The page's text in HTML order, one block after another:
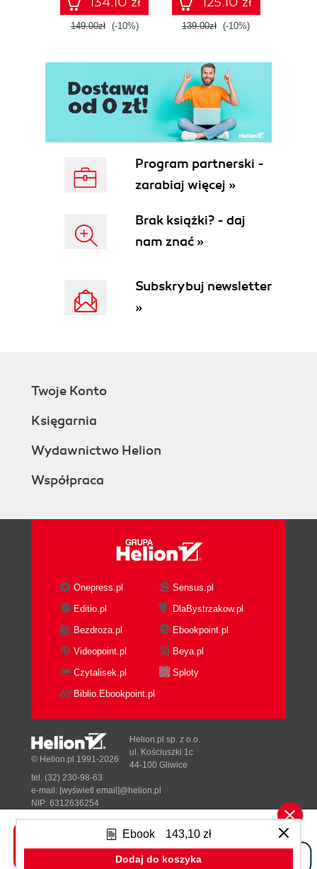
149.00zł (-10%)
Fourth Edition
139.00zł (-10%)
Ebook 143,10 zł
Dodaj do koszyka
Program partnerski -
zarabiaj więcej »
Brak książki? - daj
nam znać »
Subskrybuj newsletter
»
Twoje Konto
Księgarnia
Wydawnictwo Helion
Współpraca
Onepress.pl
Sensus.pl
Editio.pl
DlaBystrzakow.pl
Bezdroza.pl
Ebookpoint.pl
Videopoint.pl
Beya.pl
Czytalisek.pl
Sploty
Biblio.Ebookpoint.pl
Tonik.pl
© Helion.pl 1991-2026
Helion.pl sp. z o.o.
ul. Kościuszki 1c
44-100 Gliwice
tel. (32) 230-98-63
e-mail: [wyświetl email]@helion.pl
NIP: 6312636254